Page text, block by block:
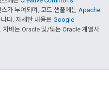
가 부여되며, 코드 샘플에는 Apache
다. 자세한 내용은 Google
자바는 Oracle 및/또는 Oracle 계열사